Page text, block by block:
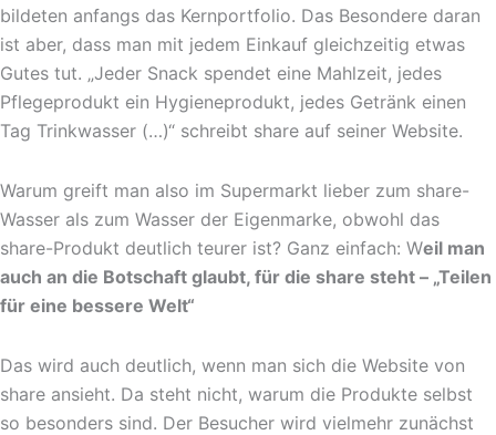
bildeten anfangs das Kernportfolio. Das Besondere daran
ist aber, dass man mit jedem Einkauf gleichzeitig etwas
Gutes tut. „Jeder Snack spendet eine Mahlzeit, jedes
Pflegeprodukt ein Hygieneprodukt, jedes Getränk einen
Tag Trinkwasser (…)“ schreibt share auf seiner Website.
Warum greift man also im Supermarkt lieber zum share-
Wasser als zum Wasser der Eigenmarke, obwohl das
share-Produkt deutlich teurer ist? Ganz einfach: Weil man
auch an die Botschaft glaubt, für die share steht – „Teilen
für eine bessere Welt“
Das wird auch deutlich, wenn man sich die Website von
share ansieht. Da steht nicht, warum die Produkte selbst
so besonders sind. Der Besucher wird vielmehr zunächst